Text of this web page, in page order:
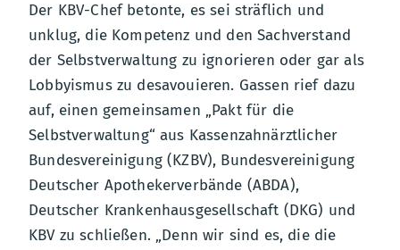
Der KBV-Chef betonte, es sei sträflich und
unklug, die Kompetenz und den Sachverstand
der Selbstverwaltung zu ignorieren oder gar als
Lobbyismus zu desavouieren. Gassen rief dazu
auf, einen gemeinsamen „Pakt für die
Selbstverwaltung“ aus Kassenzahnärztlicher
Bundesvereinigung (KZBV), Bundesvereinigung
Deutscher Apothekerverbände (ABDA),
Deutscher Krankenhausgesellschaft (DKG) und
KBV zu schließen. „Denn wir sind es, die die